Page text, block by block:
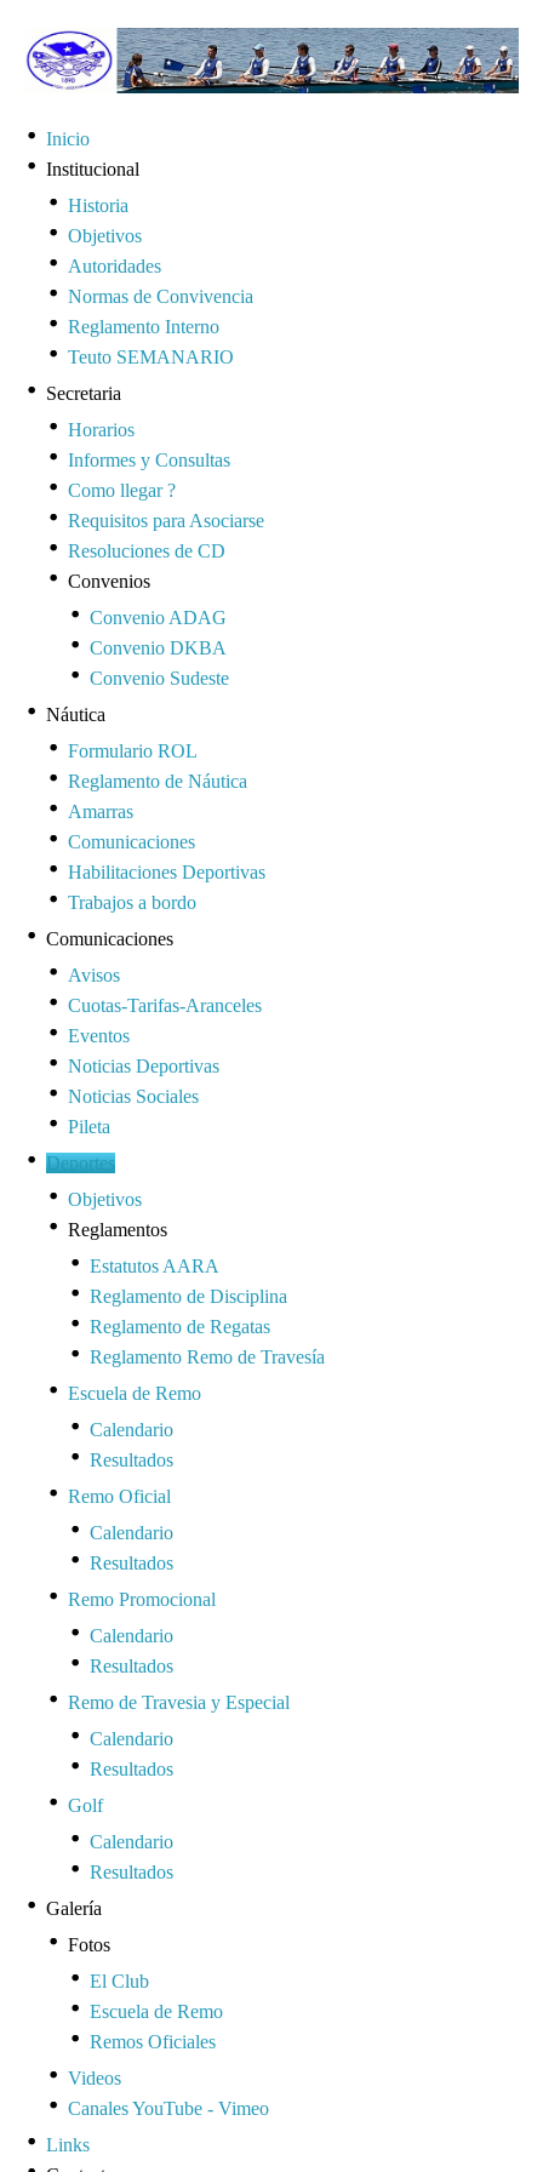
Inicio
Institucional
Historia
Objetivos
Autoridades
Normas de Convivencia
Reglamento Interno
Teuto SEMANARIO
Secretaria
Horarios
Informes y Consultas
Como llegar ?
Requisitos para Asociarse
Resoluciones de CD
Convenios
Convenio ADAG
Convenio DKBA
Convenio Sudeste
Náutica
Formulario ROL
Reglamento de Náutica
Amarras
Comunicaciones
Habilitaciones Deportivas
Trabajos a bordo
Comunicaciones
Avisos
Cuotas-Tarifas-Aranceles
Eventos
Noticias Deportivas
Noticias Sociales
Pileta
Deportes
Objetivos
Reglamentos
Estatutos AARA
Reglamento de Disciplina
Reglamento de Regatas
Reglamento Remo de Travesía
Escuela de Remo
Calendario
Resultados
Remo Oficial
Calendario
Resultados
Remo Promocional
Calendario
Resultados
Remo de Travesia y Especial
Calendario
Resultados
Golf
Calendario
Resultados
Galería
Fotos
El Club
Escuela de Remo
Remos Oficiales
Videos
Canales YouTube - Vimeo
Links